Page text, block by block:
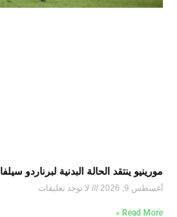
مورينيو ينتقد الحالة البدنية لبرناردو سيلفا
أغسطس 9, 2026 لا توجد تعليقات
Read More »